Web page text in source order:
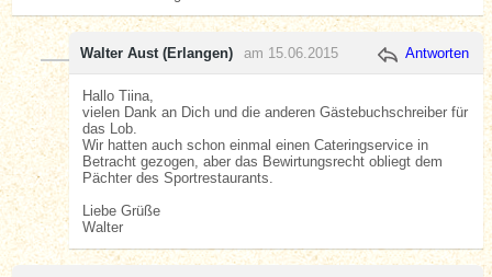
Walter Aust (Erlangen) am 15.06.2015 Antworten
Hallo Tiina,
vielen Dank an Dich und die anderen Gästebuchschreiber für
das Lob.
Wir hatten auch schon einmal einen Cateringservice in
Betracht gezogen, aber das Bewirtungsrecht obliegt dem
Pächter des Sportrestaurants.
Liebe Grüße
Walter